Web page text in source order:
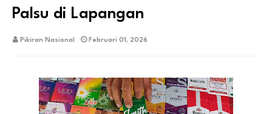
Palsu di Lapangan
Pikiran Nasional Februari 01, 2026